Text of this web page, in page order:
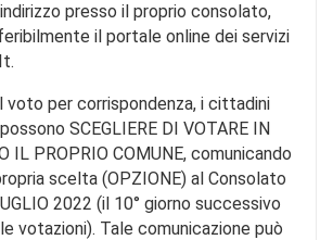
presso il proprio consolato,
il portale online dei servizi
voto per corrispondenza, i cittadini
SCEGLIERE DI VOTARE IN
IL PROPRIO COMUNE, comunicando
scelta (OPZIONE) al Consolato
2022 (il 10° giorno successivo
votazioni). Tale comunicazione può